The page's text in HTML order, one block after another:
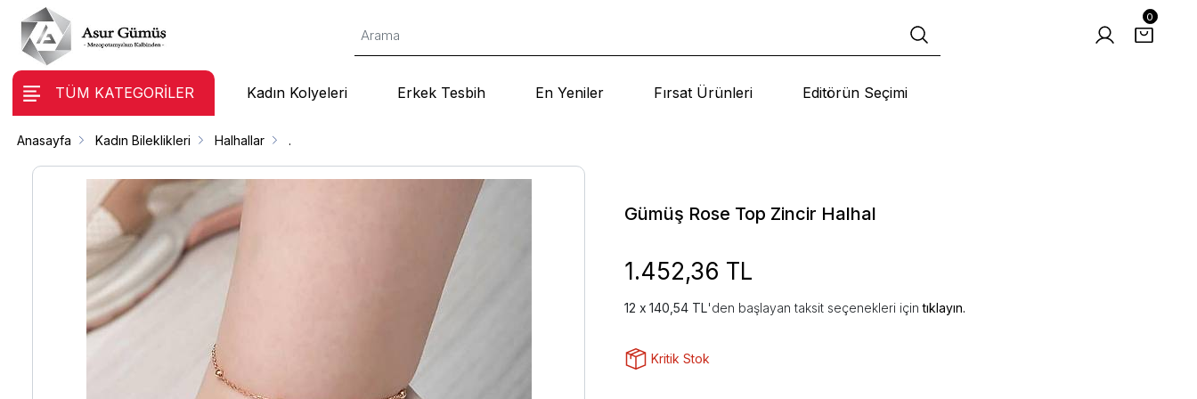
0
TÜM KATEGORİLER Kadın Kolyeleri Erkek Tesbih En Yeniler Fırsat Ürünleri Editörün Seçimi
Anasayfa Kadın Bileklikleri Halhallar .
Gümüş Rose Top Zincir Halhal
1.452,36 TL
140,54 TL'den başlayan taksit seçenekleri içintıklayın.
Kritik Stok